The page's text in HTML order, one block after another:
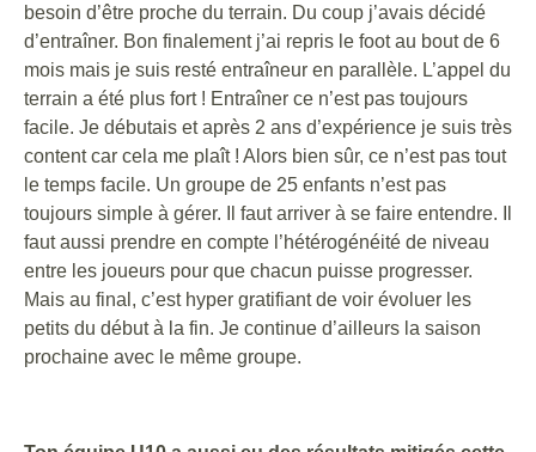
besoin d’être proche du terrain. Du coup j’avais décidé
d’entraîner. Bon finalement j’ai repris le foot au bout de 6
mois mais je suis resté entraîneur en parallèle. L’appel du
terrain a été plus fort ! Entraîner ce n’est pas toujours
facile. Je débutais et après 2 ans d’expérience je suis très
content car cela me plaît ! Alors bien sûr, ce n’est pas tout
le temps facile. Un groupe de 25 enfants n’est pas
toujours simple à gérer. Il faut arriver à se faire entendre. Il
faut aussi prendre en compte l’hétérogénéité de niveau
entre les joueurs pour que chacun puisse progresser.
Mais au final, c’est hyper gratifiant de voir évoluer les
petits du début à la fin. Je continue d’ailleurs la saison
prochaine avec le même groupe.